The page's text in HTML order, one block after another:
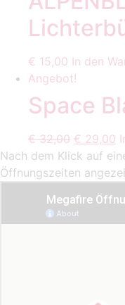
€ 15,00 In den
Angebot!
Space
€32,00
Preis
war:
€ 29,00
Nach dem Klick auf
Öffnungszeiten